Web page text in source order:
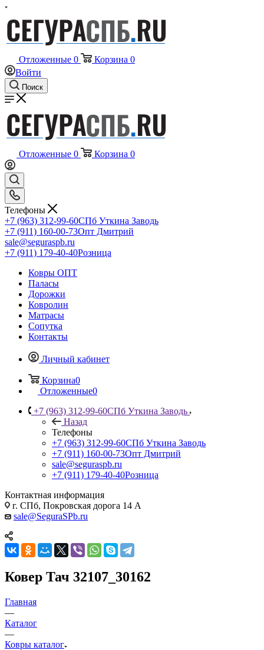
Отложенные 0 Корзина 0
Войти
Поиск
Отложенные 0 Корзина 0
Телефоны
+7 (963) 312-99-60СПб Уткина Заводь
+7 (911) 160-00-73Опт Дмитрий
sale@seguraspb.ru
+7 (911) 179-40-40Розница
Ковры ОПТ
Паласы
Дорожки
Ковролин
Матрасы
Сопутка
Контакты
Личный кабинет
Корзина0
Отложенные0
+7 (963) 312-99-60СПб Уткина Заводь
Назад
Телефоны
+7 (963) 312-99-60СПб Уткина Заводь
+7 (911) 160-00-73Опт Дмитрий
sale@seguraspb.ru
+7 (911) 179-40-40Розница
Контактная информация
г. СПб, Покровская дорога 14 А
sale@SeguraSPb.ru
Ковер Тач 32107_30162
Главная
—
Каталог
—
Ковры каталог